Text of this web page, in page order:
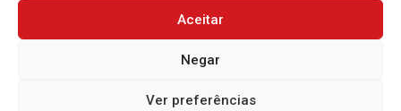
Aceitar
Negar
Ver preferências